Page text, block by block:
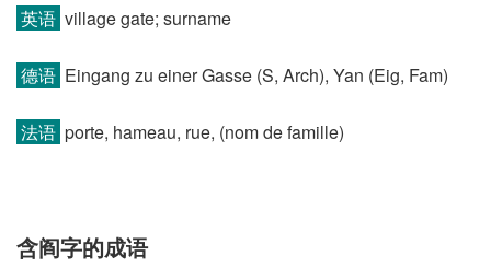
英语 village gate; surname
德语 Eingang zu einer Gasse (S, Arch)​, Yan (Eig, Fam)
法语 porte, hameau, rue, (nom de famille)​
含阎字的成语